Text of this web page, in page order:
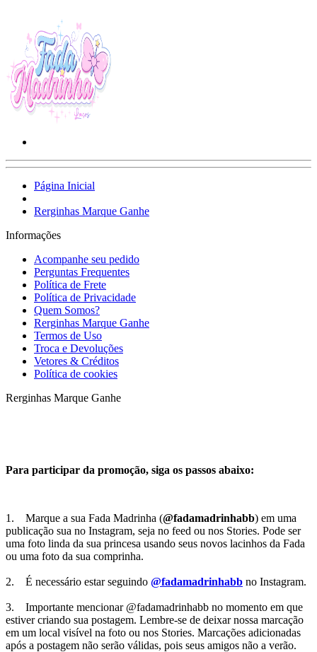
Página Inicial
Rerginhas Marque Ganhe
Informações
Acompanhe seu pedido
Perguntas Frequentes
Política de Frete
Política de Privacidade
Quem Somos?
Rerginhas Marque Ganhe
Termos de Uso
Troca e Devoluções
Vetores & Créditos
Política de cookies
Rerginhas Marque Ganhe
Para participar da promoção, siga os passos abaixo:
1. Marque a sua Fada Madrinha (@fadamadrinhabb) em uma
publicação sua no Instagram, seja no feed ou nos Stories. Pode ser
uma foto linda da sua princesa usando seus novos lacinhos da Fada
ou uma foto da sua comprinha.
2. É necessário estar seguindo @fadamadrinhabb no Instagram.
3. Importante mencionar @fadamadrinhabb no momento em que
estiver criando sua postagem. Lembre-se de deixar nossa marcação
em um local visível na foto ou nos Stories. Marcações adicionadas
após a postagem não serão válidas, pois seus amigos não a verão.